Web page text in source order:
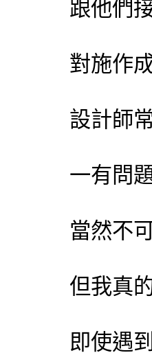
跟他們
對施作
設計師
一有問
當然不
但我真
即使遇